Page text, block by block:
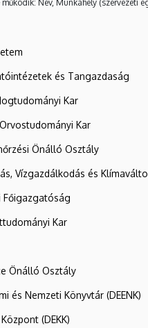
Név, Munkahely (szervezeti
és Tangazdaság
Kar
Kar
Önálló Osztály
Vízgazdálkodás és
Főigazgatóság
Kar
Önálló Osztály
és Nemzeti Könyvtár (DEENK)
(DEKK)